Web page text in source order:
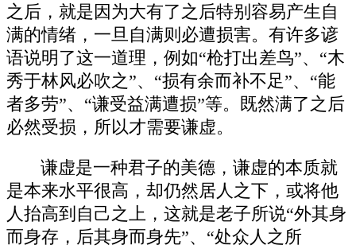
之后，就是因为大有了之后特别容易产生自
满的情绪，一旦自满则必遭损害。有许多谚
语说明了这一道理，例如“枪打出差鸟”、“木
秀于林风必吹之”、“损有余而补不足”、“能
者多劳”、“谦受益满遭损”等。既然满了之后
必然受损，所以才需要谦虚。
谦虚是一种君子的美德，谦虚的本质就
是本来水平很高，却仍然居人之下，或将他
人抬高到自己之上，这就是老子所说“外其身
而身存，后其身而身先”、“处众人之所